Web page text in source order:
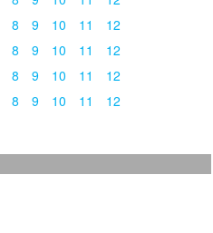
8 9 10 11
12
8 9 10 11
12
8 9 10 11
12
8 9 10 11
12